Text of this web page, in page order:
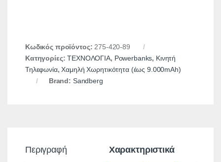
Κωδικός προϊόντος: 275-420-89
Κατηγορίες:ΤΕΧΝΟΛΟΓΙΑ, Powerbanks, Κινητή
Τηλεφωνία,Χαμηλή Χωρητικότητα (έως 9.000mAh)
Brand: Sandberg
Περιγραφή Χαρακτηριστικά